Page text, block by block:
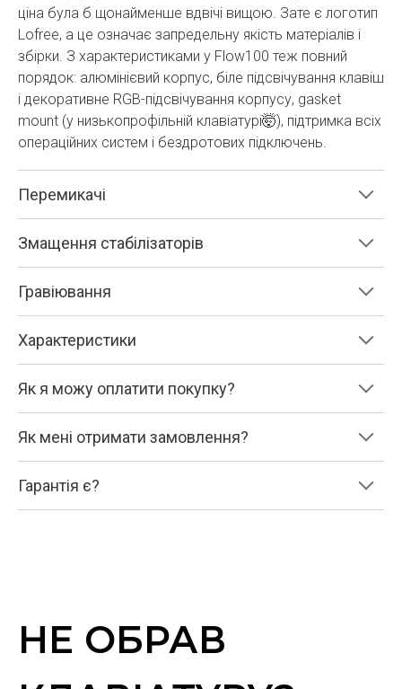
ціна була б щонайменше вдвічі вищою. Зате є логотип
Lofree, а це означає запредельну якість матеріалів і
збірки. З характеристиками у Flow100 теж повний
порядок: алюмінієвий корпус, біле підсвічування клавіш
і декоративне RGB-підсвічування корпусу, gasket
mount (у низькопрофільній клавіатурі🤯), підтримка всіх
операційних систем і бездротових підключень.
Перемикачі
Змащення стабілізаторів
Гравіювання
Характеристики
Як я можу оплатити покупку?
Як мені отримати замовлення?
Гарантія є?
НЕ ОБРАВ